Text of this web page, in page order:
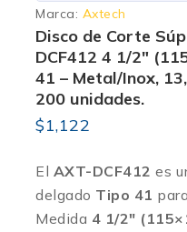
Marca: Axtech
Disco de Corte
DCF412 4 1/2″
41 – Metal/Inox,
200 unidades.
$1,122
El AXT-DCF412 es
delgado Tipo 41 para
Medida 4 1/2″